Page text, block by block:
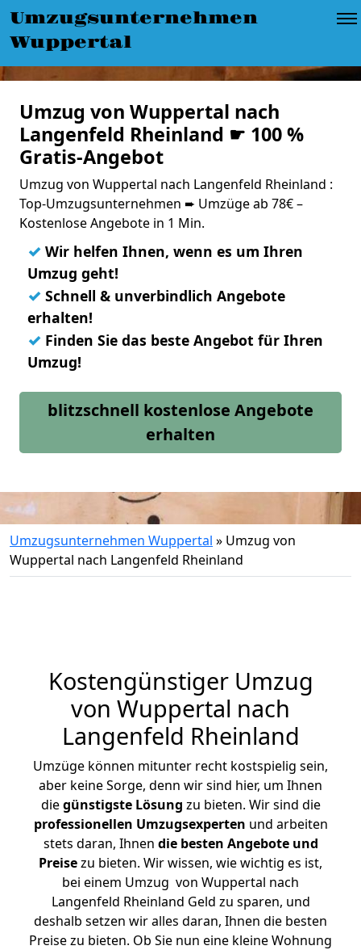
Umzugsunternehmen
Wuppertal
Umzug von Wuppertal nach
Langenfeld Rheinland ☛ 100 %
Gratis-Angebot
Umzug von Wuppertal nach Langenfeld Rheinland :
Top-Umzugsunternehmen ➨ Umzüge ab 78€ –
Kostenlose Angebote in 1 Min.
✓ Wir helfen Ihnen, wenn es um Ihren
Umzug geht!
✓ Schnell & unverbindlich Angebote
erhalten!
✓ Finden Sie das beste Angebot für Ihren
Umzug!
blitzschnell kostenlose Angebote
erhalten
Umzugsunternehmen Wuppertal » Umzug von
Wuppertal nach Langenfeld Rheinland
Kostengünstiger Umzug
von Wuppertal nach
Langenfeld Rheinland
Umzüge können mitunter recht kostspielig sein,
aber keine Sorge, denn wir sind hier, um Ihnen
diegünstigste Lösung zu bieten. Wir sind die
professionellen Umzugsexperten und arbeiten
stets daran, Ihnen die besten Angebote und
Preisezu bieten. Wir wissen, wie wichtig es ist,
bei einem Umzug von Wuppertal nach
Langenfeld Rheinland Geld zu sparen, und
deshalb setzen wir alles daran, Ihnen die besten
Preise zu bieten. Ob Sie nun eine kleine Wohnung